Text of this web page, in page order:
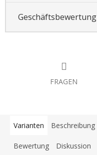
Geschäftsbewertung
FRAGEN
Varianten Beschreibung
Bewertung Diskussion